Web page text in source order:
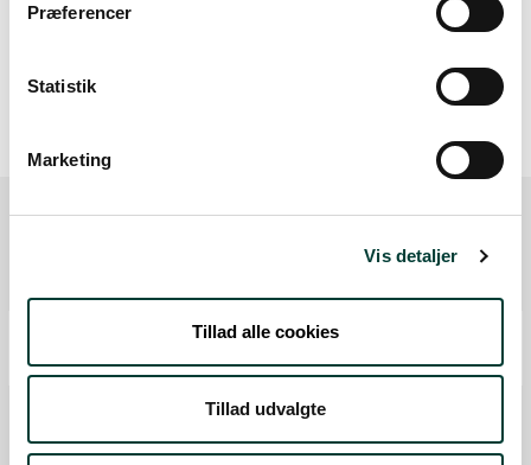
Præferencer
Statistik
Marketing
Vis detaljer
Tillad alle cookies
Tillad udvalgte
Stejl stigning (over 8 %)
Samlet:0 km
Fra forrige:3 km Samlet:3,0 km